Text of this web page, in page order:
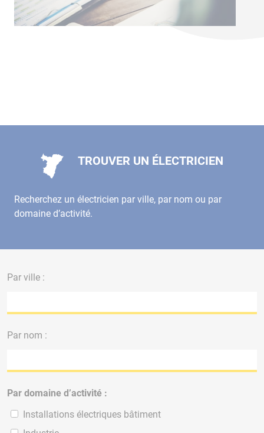
TROUVER UN ÉLECTRICIEN
Recherchez un électricien par ville, par nom ou par
domaine d’activité.
Par ville :
Par nom :
Par domaine d’activité :
Installations électriques bâtiment